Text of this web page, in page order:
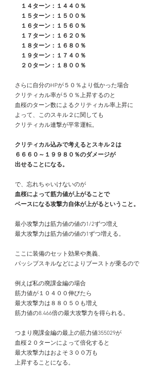
１４ターン：１４４０％
１５ターン：１５００％
１６ターン：１５６０％
１７ターン：１６２０％
１８ターン：１６８０％
１９ターン：１７４０％
２０ターン：１８００％
さらに自分のHPが５０％より低かった場合
クリティカル率が５０％上昇するのと
血桜のターン数によるクリティカル率上昇に
よって、このスキル２に関しても
クリティカル連撃が平常運転。
クリティカル込みで考えるとスキル２は
６６６０～１９９８０％のダメージが
出せることになる。
で、忘れちゃいけないのが
血桜によって筋力値が上がることで
ベースになる攻撃力自体が上がるということ。
最小攻撃力は筋力値の値の1/2ずつ増え
最大攻撃力は筋力値の値の1ずつ増える。
ここに装備のセット効果や奥義、
パッシブスキルなどによりブーストが乗るので
例えば私の廃課金編の場合
筋力値が１０４００伸びたら
最大攻撃力は８８０５０も増え
筋力値の8.466倍の最大攻撃力を得られる。
つまり廃課金編の最上の筋力値355029が
血桜２０ターンによって倍化すると
最大攻撃力はおよそ３００万も
上昇することになる。